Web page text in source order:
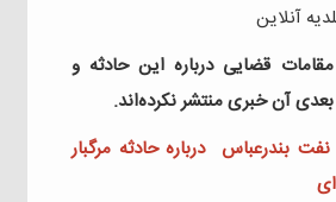
آنلاین
مقامات قضایی درباره این حادثه و
آن خبری منتشر نکرده‌اند.
بندرعباس درباره حادثه مرگبار